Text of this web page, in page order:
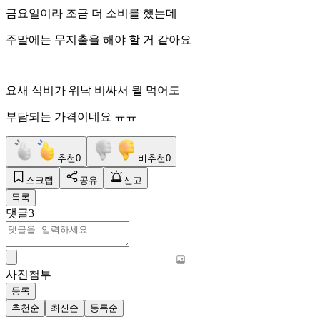
금요일이라 조금 더 소비를 했는데
주말에는 무지출을 해야 할 거 같아요
요새 식비가 워낙 비싸서 뭘 먹어도
부담되는 가격이네요 ㅠㅠ
추천0 비추천0
스크랩 공유
신고
목록
댓글3
사진첨부
등록
추천순
최신순 등록순